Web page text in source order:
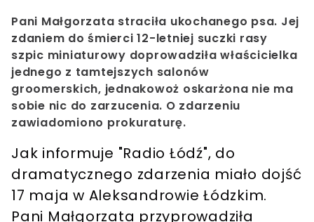
Pani Małgorzata straciła ukochanego psa. Jej
zdaniem do śmierci 12-letniej suczki rasy
szpic miniaturowy doprowadziła właścicielka
jednego z tamtejszych salonów
groomerskich, jednakowoż oskarżona nie ma
sobie nic do zarzucenia. O zdarzeniu
zawiadomiono prokuraturę.
Jak informuje "Radio Łódź", do
dramatycznego zdarzenia miało dojść
17 maja w Aleksandrowie Łódzkim.
Pani Małgorzata przyprowadziła